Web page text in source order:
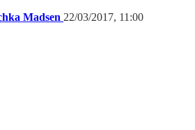
Madsen 22/03/2017, 11:00